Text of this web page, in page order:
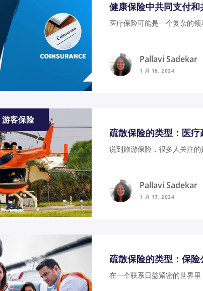
健康保险中共同支付
医疗保险可能是一个复杂的领
Pallavi Sadekar
1 月 18, 2024
游客保险
疏散保险的类型：医
说到旅游保险，很多人关注的
Pallavi Sadekar
1 月 17, 2024
疏散保险的类型：保险
在一个联系日益紧密的世界里